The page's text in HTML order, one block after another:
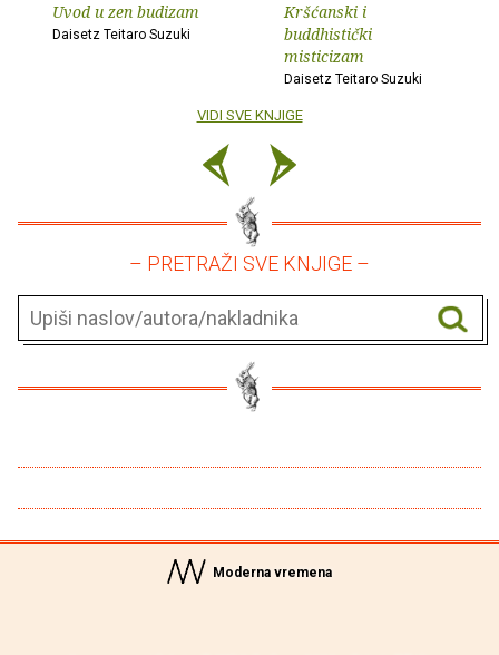
Uvod u zen budizam
Daisetz Teitaro Suzuki
Kršćanski i
buddhistički
misticizam
Daisetz Teitaro Suzuki
VIDI SVE KNJIGE
– PRETRAŽI SVE KNJIGE –
Moderna vremena